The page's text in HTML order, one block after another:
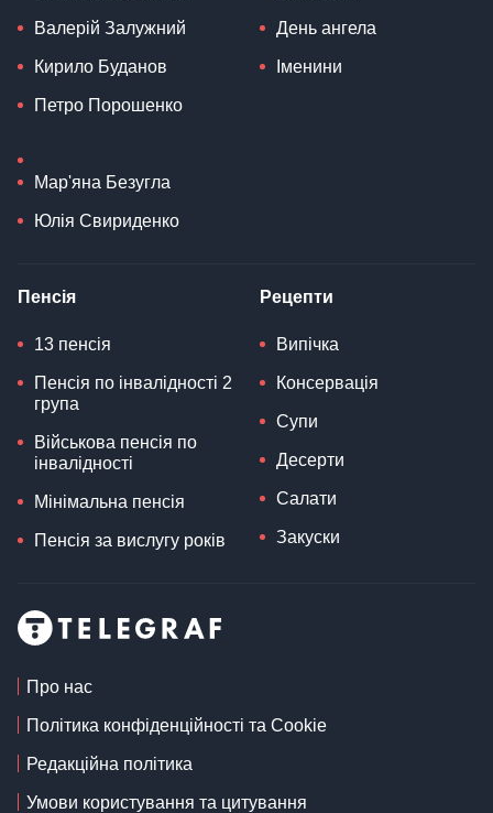
Валерій Залужний
Кирило Буданов
Петро Порошенко
Мар'яна Безугла
Юлія Свириденко
День ангела
Іменини
Пенсія
13 пенсія
Пенсія по інвалідності 2
група
Військова пенсія по
інвалідності
Мінімальна пенсія
Пенсія за вислугу років
Рецепти
Випічка
Консервація
Супи
Десерти
Салати
Закуски
Про нас
Політика конфіденційності та Cookie
Редакційна політика
Умови користування та цитування